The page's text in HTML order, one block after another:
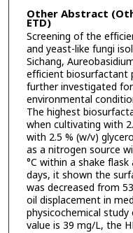
Other Abstract
ETD)
Screening of the
and yeast-like fungi
Sichang,
efficient biosurfactant
further investigated
environmental
The highest
when cultivating with
with 2.5 % (w/v)
as a nitrogen source
°C within a shake
days, it shown the
was decreased from
oil displacement in
physicochemical
value is 39 mg/L, the